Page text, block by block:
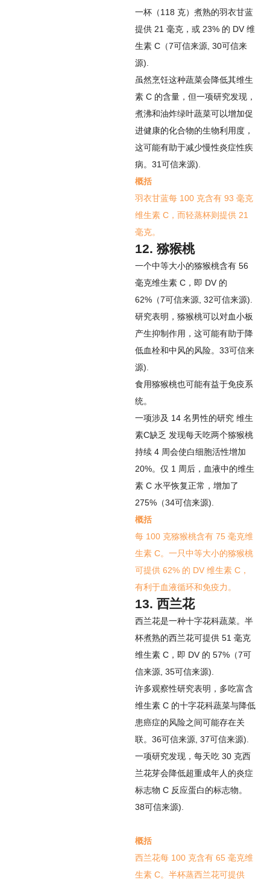
一杯（118 克）煮熟的羽衣甘蓝
提供 21 毫克，或 23% 的 DV 维
生素 C（7可信来源 30可信来
源).
虽然烹饪这种蔬菜会降低其维生
素 C 的含量，但一项研究发现，
煮沸和油炸绿叶蔬菜可以增加促
进健康的化合物的生物利用度，
这可能有助于减少慢性炎症性疾
病。 31可信来源).
概括
羽衣甘蓝每 100 克含有 93 毫克
维生素 C，而轻蒸杯则提供 21
毫克。
12. 猕猴桃
一个中等大小的猕猴桃含有 56
毫克维生素 C，即 DV 的
62%（7可信来源 32可信来源).
研究表明，猕猴桃可以对血小板
产生抑制作用，这可能有助于降
低血栓和中风的风险。 33可信来
源).
食用猕猴桃也可能有益于免疫系
统。
一项涉及 14 名男性的研究 维生
素C缺乏 发现每天吃两个猕猴桃
持续 4 周会使白细胞活性增加
20%。仅 1 周后，血液中的维生
素 C 水平恢复正常，增加了
275%（34可信来源).
概括
每 100 克猕猴桃含有 75 毫克维
生素 C。一只中等大小的猕猴桃
可提供 62% 的 DV 维生素 C，
有利于血液循环和免疫力。
13. 西兰花
西兰花是一种十字花科蔬菜。半
杯煮熟的西兰花可提供 51 毫克
维生素 C，即 DV 的 57%（7可
信来源 35可信来源).
许多观察性研究表明，多吃富含
维生素 C 的十字花科蔬菜与降低
患癌症的风险之间可能存在关
联。 36可信来源 37可信来源).
一项研究发现，每天吃 30 克西
兰花芽会降低超重成年人的炎症
标志物 C 反应蛋白的标志物。
38可信来源).
概括
西兰花每 100 克含有 65 毫克维
生素 C。半杯蒸西兰花可提供